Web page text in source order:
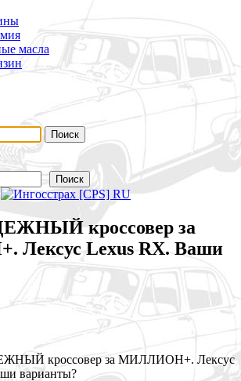
масла
Поиск
кроссовер за
Lexus RX. Ваши
кроссовер за МИЛЛИОН+. Лексус
варианты?